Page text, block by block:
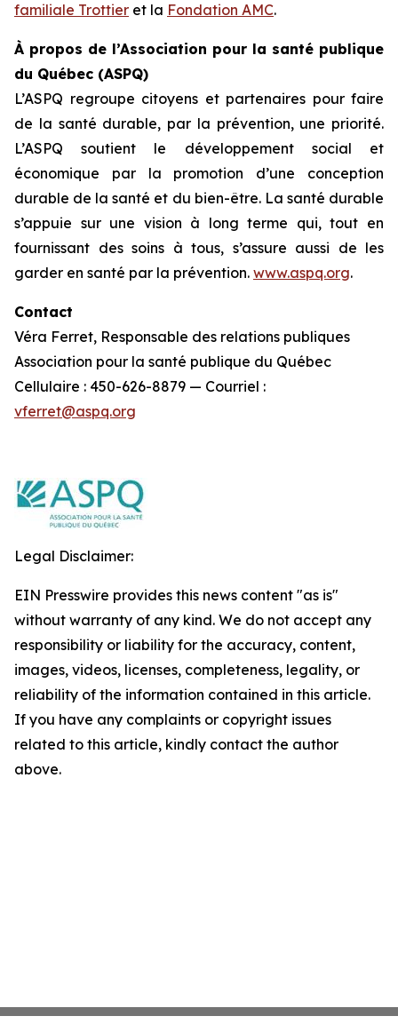
familiale Trottier et la Fondation AMC.
À propos de l’Association pour la santé publique
du Québec (ASPQ)
L’ASPQ regroupe citoyens et partenaires pour faire
de la santé durable, par la prévention, une priorité.
L’ASPQ soutient le développement social et
économique par la promotion d’une conception
durable de la santé et du bien-être. La santé durable
s’appuie sur une vision à long terme qui, tout en
fournissant des soins à tous, s’assure aussi de les
garder en santé par la prévention. www.aspq.org.
Contact
Véra Ferret, Responsable des relations publiques
Association pour la santé publique du Québec
Cellulaire : 450-626-8879 — Courriel :
vferret@aspq.org
Legal Disclaimer:
EIN Presswire provides this news content "as is"
without warranty of any kind. We do not accept any
responsibility or liability for the accuracy, content,
images, videos, licenses, completeness, legality, or
reliability of the information contained in this article.
If you have any complaints or copyright issues
related to this article, kindly contact the author
above.